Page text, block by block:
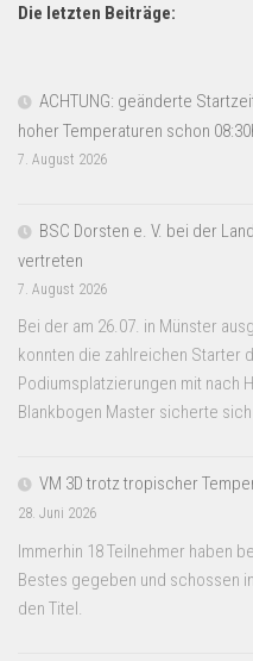
Die letzten Beiträge:
ACHTUNG: geänderte
hoher Temperaturen schon
7. August 2026
BSC Dorsten e. V. bei der
vertreten
7. August 2026
Bei der am 26.07. in Münster
konnten die zahlreichen Starter
Podiumsplatzierungen mit nach
Blankbogen Master sicherte
VM 3D trotz tropischer
28. Juni 2026
Immerhin 18 Teilnehmer haben
Bestes gegeben und schossen
den Titel.